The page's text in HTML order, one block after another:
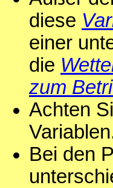
diese
einer
die
zum
Achten
Bei den